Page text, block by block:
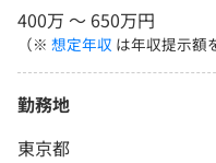
400万 〜 650万円
（※ 想定年収 は年収提示額
勤務地
東京都